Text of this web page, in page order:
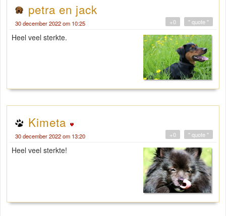
petra en jack
30 december 2022 om 10:25 " quote "
+0
Heel veel sterkte.
Kimeta
30 december 2022 om 13:20 " quote "
+0
Heel veel sterkte!